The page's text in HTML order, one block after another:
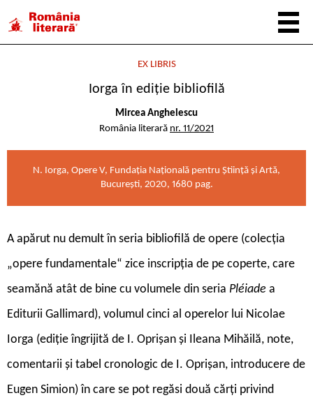
EX LIBRIS
Iorga în ediție bibliofilă
Mircea Anghelescu
România literară nr. 11/2021
N. Iorga, Opere V, Fundația Națională pentru Știință și Artă,
București, 2020, 1680 pag.
Aapărut nu demult în seria bibliofilă de opere (colecția
„opere fundamentale“ zice inscripția de pe coperte, care
seamănă atât de bine cu volumele din seria Pléiade a
Editurii Gallimard), volumul cinci al operelor lui Nicolae
Iorga (ediție îngrijită de I. Oprișan și Ileana Mihăilă, note,
comentarii și tabel cronologic de I. Oprișan, introducere de
Eugen Simion) în care se pot regăsi două cărți privind